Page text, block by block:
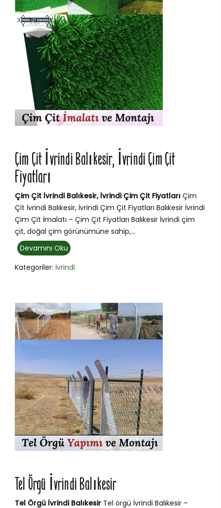
Çim Çit İvrindi Balıkesir, İvrindi Çim Çit
Fiyatları
Çim Çit İvrindi Balıkesir, İvrindi Çim Çit Fiyatları Çim
Çit İvrindi Balıkesir, İvrindi Çim Çit Fiyatları Balıkesir İvrindi
Çim Çit İmalatı – Çim Çit Fiyatları Balıkesir İvrindi çim
çit, doğal çim görünümüne sahip,...
Devamını Oku
Kategoriler: İvrindi
Tel Örgü İvrindi Balıkesir
Tel Örgü İvrindi Balıkesir Tel örgü İvrindi Balıkesir –